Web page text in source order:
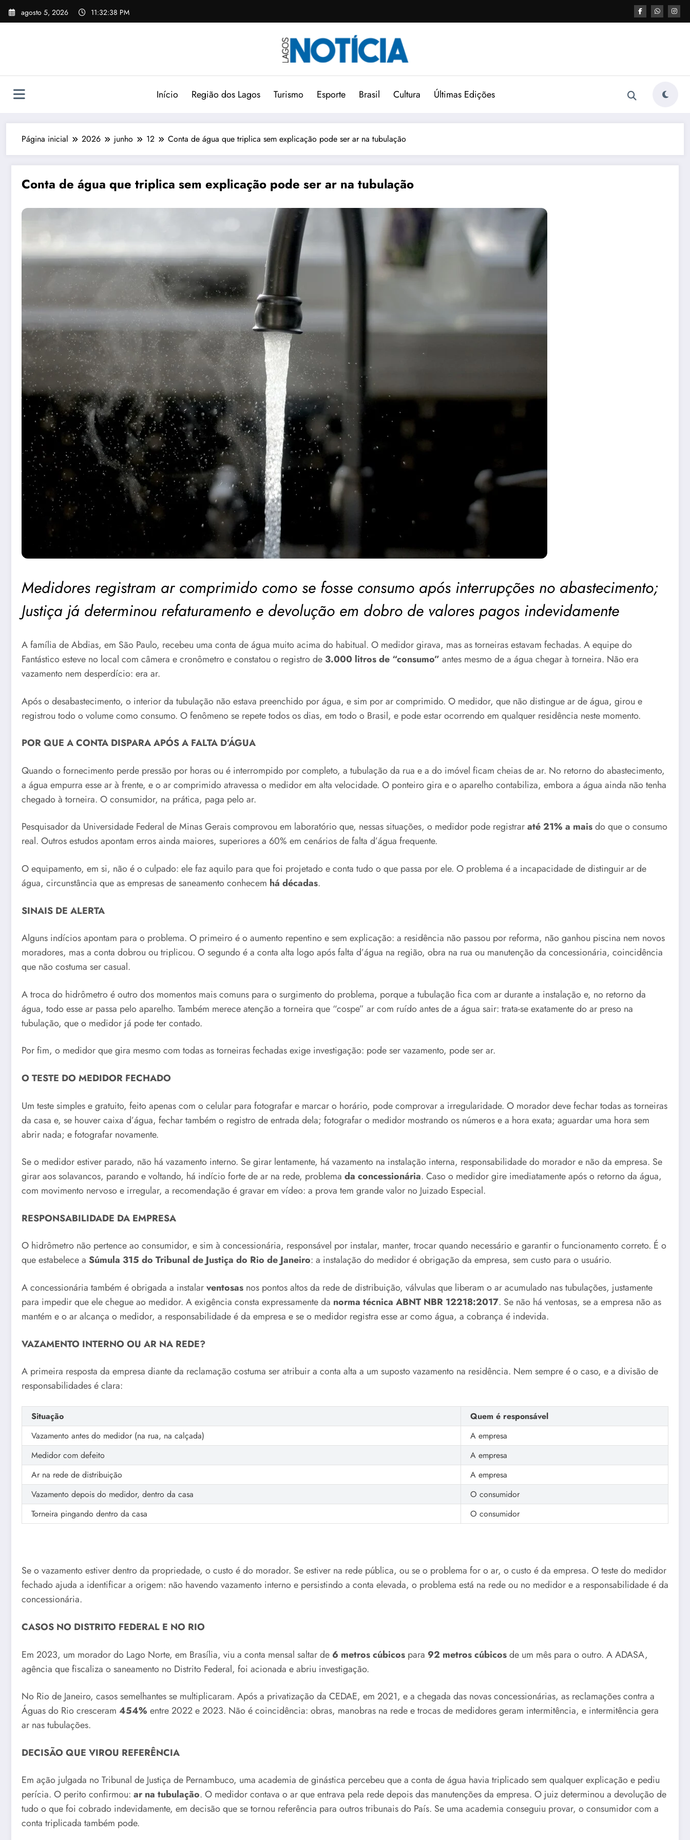
agosto 5, 2026 11:32:38 PM
Início Região dos Lagos Turismo Esporte Brasil Cultura Últimas Edições
Página inicial 2026 junho 12 Conta de água que triplica sem explicação pode ser ar na tubulação
Conta de água que triplica sem explicação pode ser ar na tubulação
Medidores registram ar comprimido como se fosse consumo após interrupções no abastecimento;
Justiça já determinou refaturamento e devolução em dobro de valores pagos indevidamente
A família de Abdias, em São Paulo, recebeu uma conta de água muito acima do habitual. O medidor girava, mas as torneiras estavam fechadas. A equipe do
Fantástico esteve no local com câmera e cronômetro e constatou o registro de 3.000 litros de “consumo” antes mesmo de a água chegar à torneira. Não era
vazamento nem desperdício: era ar.
Após o desabastecimento, o interior da tubulação não estava preenchido por água, e sim por ar comprimido. O medidor, que não distingue ar de água, girou e
registrou todo o volume como consumo. O fenômeno se repete todos os dias, em todo o Brasil, e pode estar ocorrendo em qualquer residência neste momento.
POR QUE A CONTA DISPARA APÓS A FALTA D’ÁGUA
Quando o fornecimento perde pressão por horas ou é interrompido por completo, a tubulação da rua e a do imóvel ficam cheias de ar. No retorno do abastecimento,
a água empurra esse ar à frente, e o ar comprimido atravessa o medidor em alta velocidade. O ponteiro gira e o aparelho contabiliza, embora a água ainda não tenha
chegado à torneira. O consumidor, na prática, paga pelo ar.
Pesquisador da Universidade Federal de Minas Gerais comprovou em laboratório que, nessas situações, o medidor pode registraraté 21% a maisdo que o consumo
real. Outros estudos apontam erros ainda maiores, superiores a 60% em cenários de falta d’água frequente.
O equipamento, em si, não é o culpado: ele faz aquilo para que foi projetado e conta tudo o que passa por ele. O problema é a incapacidade de distinguir ar de
água, circunstância que as empresas de saneamento conhecem há décadas.
SINAIS DE ALERTA
Alguns indícios apontam para o problema. O primeiro é o aumento repentino e sem explicação: a residência não passou por reforma, não ganhou piscina nem novos
moradores, mas a conta dobrou ou triplicou. O segundo é a conta alta logo após falta d’água na região, obra na rua ou manutenção da concessionária, coincidência
que não costuma ser casual.
A troca do hidrômetro é outro dos momentos mais comuns para o surgimento do problema, porque a tubulação fica com ar durante a instalação e, no retorno da
água, todo esse ar passa pelo aparelho. Também merece atenção a torneira que “cospe” ar com ruído antes de a água sair: trata-se exatamente do ar preso na
tubulação, que o medidor já pode ter contado.
Por fim, o medidor que gira mesmo com todas as torneiras fechadas exige investigação: pode ser vazamento, pode ser ar.
O TESTE DO MEDIDOR FECHADO
Um teste simples e gratuito, feito apenas com o celular para fotografar e marcar o horário, pode comprovar a irregularidade. O morador deve fechar todas as torneiras
da casa e, se houver caixa d’água, fechar também o registro de entrada dela; fotografar o medidor mostrando os números e a hora exata; aguardar uma hora sem
abrir nada; e fotografar novamente.
Se o medidor estiver parado, não há vazamento interno. Se girar lentamente, há vazamento na instalação interna, responsabilidade do morador e não da empresa. Se
girar aos solavancos, parando e voltando, há indício forte de ar na rede, problema da concessionária. Caso o medidor gire imediatamente após o retorno da água,
com movimento nervoso e irregular, a recomendação é gravar em vídeo: a prova tem grande valor no Juizado Especial.
RESPONSABILIDADE DA EMPRESA
O hidrômetro não pertence ao consumidor, e sim à concessionária, responsável por instalar, manter, trocar quando necessário e garantir o funcionamento correto. É o
que estabelece a Súmula 315 do Tribunal de Justiça do Rio de Janeiro: a instalação do medidor é obrigação da empresa, sem custo para o usuário.
A concessionária também é obrigada a instalarventosas nos pontos altos da rede de distribuição, válvulas que liberam o ar acumulado nas tubulações, justamente
para impedir que ele chegue ao medidor. A exigência consta expressamente da norma técnica ABNT NBR 12218:2017. Se não há ventosas, se a empresa não as
mantém e o ar alcança o medidor, a responsabilidade é da empresa e se o medidor registra esse ar como água, a cobrança é indevida.
VAZAMENTO INTERNO OU AR NA REDE?
A primeira resposta da empresa diante da reclamação costuma ser atribuir a conta alta a um suposto vazamento na residência. Nem sempre é o caso, e a divisão de
responsabilidades é clara:
Situação
Quem é responsável
Vazamento antes do medidor (na rua, na calçada)
A empresa
Medidor com defeito
A empresa
Ar na rede de distribuição
A empresa
Vazamento depois do medidor, dentro da casa
O consumidor
Torneira pingando dentro da casa
O consumidor
Se o vazamento estiver dentro da propriedade, o custo é do morador. Se estiver na rede pública, ou se o problema for o ar, o custo é da empresa. O teste do medidor
fechado ajuda a identificar a origem: não havendo vazamento interno e persistindo a conta elevada, o problema está na rede ou no medidor e a responsabilidade é da
concessionária.
CASOS NO DISTRITO FEDERAL E NO RIO
Em 2023, um morador do Lago Norte, em Brasília, viu a conta mensal saltar de 6 metros cúbicos para 92 metros cúbicosde um mês para o outro. A ADASA,
agência que fiscaliza o saneamento no Distrito Federal, foi acionada e abriu investigação.
No Rio de Janeiro, casos semelhantes se multiplicaram. Após a privatização da CEDAE, em 2021, e a chegada das novas concessionárias, as reclamações contra a
Águas do Rio cresceram 454% entre 2022 e 2023. Não é coincidência: obras, manobras na rede e trocas de medidores geram intermitência, e intermitência gera
ar nas tubulações.
DECISÃO QUE VIROU REFERÊNCIA
Em ação julgada no Tribunal de Justiça de Pernambuco, uma academia de ginástica percebeu que a conta de água havia triplicado sem qualquer explicação e pediu
perícia. O perito confirmou: ar na tubulação. O medidor contava o ar que entrava pela rede depois das manutenções da empresa. O juiz determinou a devolução de
tudo o que foi cobrado indevidamente, em decisão que se tornou referência para outros tribunais do País. Se uma academia conseguiu provar, o consumidor com a
conta triplicada também pode.